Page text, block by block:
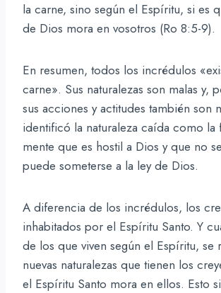
la carne, sino según el Espíritu, si es
de Dios mora en vosotros (Ro 8:5-9).
En resumen, todos los incrédulos
carne». Sus naturalezas son malas y,
sus acciones y actitudes también son
identificó la naturaleza caída como la
mente que es hostil a Dios y que no
puede someterse a la ley de Dios.
A diferencia de los incrédulos, los
inhabitados por el Espíritu Santo. Y
de los que viven según el Espíritu, se
nuevas naturalezas que tienen los
el Espíritu Santo mora en ellos. Esto